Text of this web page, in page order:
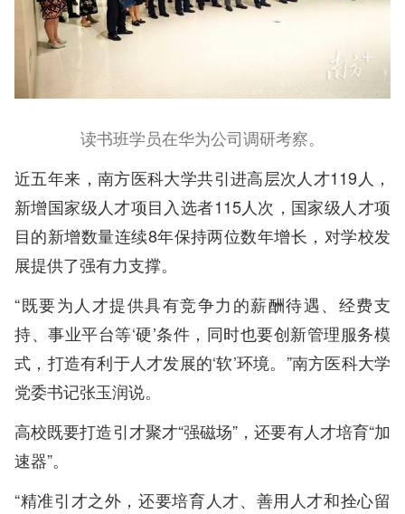
读书班学员在华为公司调研考察。
近五年来，南方医科大学共引进高层次人才119人，
新增国家级人才项目入选者115人次，国家级人才项
目的新增数量连续8年保持两位数年增长，对学校发
展提供了强有力支撑。
“既要为人才提供具有竞争力的薪酬待遇、经费支
持、事业平台等‘硬’条件，同时也要创新管理服务模
式，打造有利于人才发展的‘软’环境。”南方医科大学
党委书记张玉润说。
高校既要打造引才聚才“强磁场”，还要有人才培育“加
速器”。
“精准引才之外，还要培育人才、善用人才和拴心留